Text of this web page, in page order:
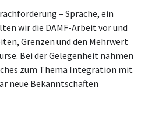
– Sprache, ein
wir die DAMF-Arbeit vor und
Grenzen und den Mehrwert
Bei der Gelegenheit nahmen
zum Thema Integration mit
neue Bekanntschaften